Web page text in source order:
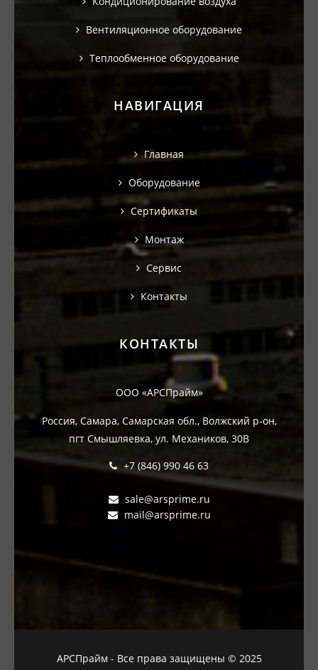
Вентиляционное оборудование
Теплообменное оборудование
НАВИГАЦИЯ
Главная
Оборудование
Сертификаты
Монтаж
Сервис
Контакты
КОНТАКТЫ
ООО «АРСПрайм»
Россия, Самара, Самарская обл., Волжский р-он,
пгт Смышляевка, ул. Механиков, 30В
+7 (846) 990 46 63
sale@arsprime.ru
mail@arsprime.ru
АРСПрайм - Все права защищены © 2025